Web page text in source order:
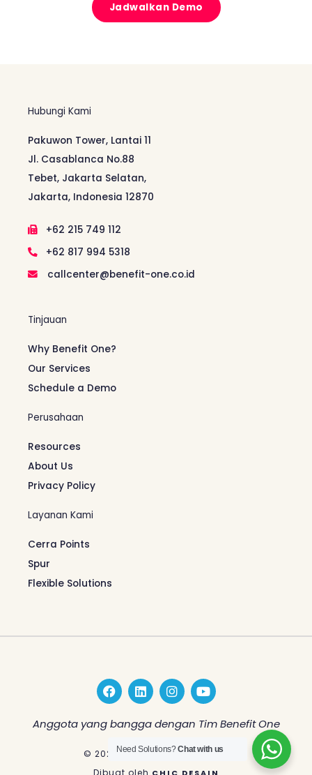
Jadwalkan Demo
Hubungi Kami
Pakuwon Tower, Lantai 11
Jl. Casablanca No.88
Tebet, Jakarta Selatan,
Jakarta, Indonesia 12870
+62 215 749 112
+62 817 994 5318
callcenter@benefit-one.co.id
Tinjauan
Why Benefit One?
Our Services
Schedule a Demo
Perusahaan
Resources
About Us
Privacy Policy
Layanan Kami
Cerra Points
Spur
Flexible Solutions
F
a
c
e
L
i
n
k
e
d
I
n
s
t
a
g
Y
o
u
t
b
Anggota yang bangga dengan Tim Benefit One
© 2026 Benefit One Indonesia
Need Solutions?Chat with us